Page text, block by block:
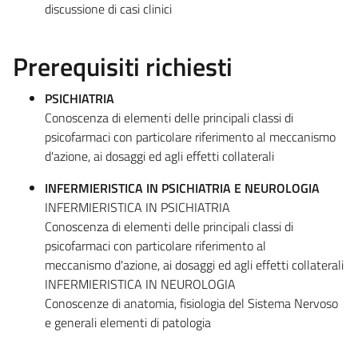
discussione di casi clinici
Prerequisiti richiesti
PSICHIATRIA
Conoscenza di elementi delle principali classi di
psicofarmaci con particolare riferimento al meccanismo
d'azione, ai dosaggi ed agli effetti collaterali
INFERMIERISTICA IN PSICHIATRIA E NEUROLOGIA
INFERMIERISTICA IN PSICHIATRIA
Conoscenza di elementi delle principali classi di
psicofarmaci con particolare riferimento al
meccanismo d'azione, ai dosaggi ed agli effetti collaterali
INFERMIERISTICA IN NEUROLOGIA
Conoscenze di anatomia, fisiologia del Sistema Nervoso
e generali elementi di patologia